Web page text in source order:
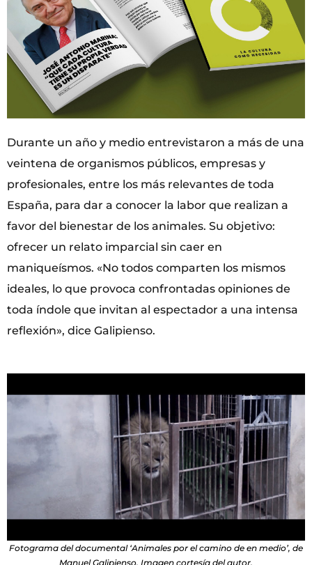
Durante un año y medio entrevistaron a más de una
veintena de organismos públicos, empresas y
profesionales, entre los más relevantes de toda
España, para dar a conocer la labor que realizan a
favor del bienestar de los animales. Su objetivo:
ofrecer un relato imparcial sin caer en
maniqueísmos. «No todos comparten los mismos
ideales, lo que provoca confrontadas opiniones de
toda índole que invitan al espectador a una intensa
reflexión», dice Galipienso.
Fotograma del documental ‘Animales por el camino de en medio’, de
Manuel Galipienso. Imagen cortesía del autor.